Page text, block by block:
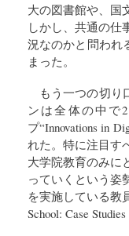
大の図書館や、国
しかし、共通の仕
況なのかと問われ
まった。
もう一つの切り
ンは全体の中で
プ“Innovations in
れた。特に注目す
大学院教育のみに
っていくという姿
を実施している教
School: Case